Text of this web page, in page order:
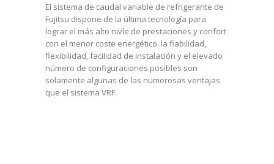
El sistema de caudal variable de refrigerante de
Fujitsu dispone de la última tecnología para
lograr el más alto nivle de prestaciones y confort
con el menor coste energético. la fiabilidad,
flexibilidad, facilidad de instalación y el elevado
número de configuraciones posibles son
solamente algunas de las numerosas ventajas
que el sistema VRF.